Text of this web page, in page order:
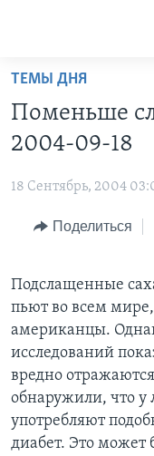
Перейти
основной
контент
навигации
НОВОСТИ ЗА
ИТОГИ
ДИСКУССИЯ VOA
ДЕТАЛИ
НЬЮ-ЙОРК NEW
АМЕРИКА.
УЧИМ
НАША
АРТЕФАКТЫ
АМЕРИКАНСКИЕ
ТЕСТЫ
ЭКСПЕРТИЗА
ИНТЕРВЬЮ
ЗА СВОБОДУ
УЧИМ
ВИДЕО
ПОДПИСКА НА
Learning English
ТЕМЫ ДНЯ
Поменьше
2004-09-18
18 Сентябрь, 2004
Поделиться
Подслащенные
пьют во всем
американцы.
исследований
вредно
обнаружили, что
употребляют
диабет. Это может